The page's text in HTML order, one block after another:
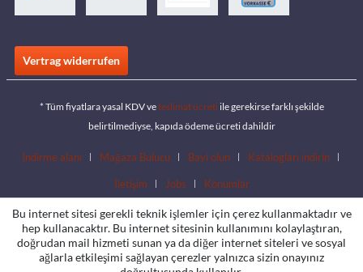
Vertrag widerrufen
* Tüm fiyatlara yasal KDV veteslimat ücreti ile gerekirse farklı şekilde
belirtilmediyse, kapıda ödeme ücreti dahildir
İndirme alanı Mağaza Bulucu Bayi olun Katalogları indirin
İletişim Jobs Konumlar
Bu internet sitesi gerekli teknik işlemler için çerez kullanmaktadır ve
hep kullanacaktır. Bu internet sitesinin kullanımını kolaylaştıran,
doğrudan mail hizmeti sunan ya da diğer internet siteleri ve sosyal
ağlarla etkileşimi sağlayan çerezler yalnızca sizin onayınız